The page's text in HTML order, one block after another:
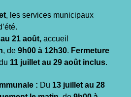
, les services municipaux
21 août, accueil
, de 9h00 à 12h30. Fermeture
11 juillet au 29 août inclus.
: Du 13 juillet au 28